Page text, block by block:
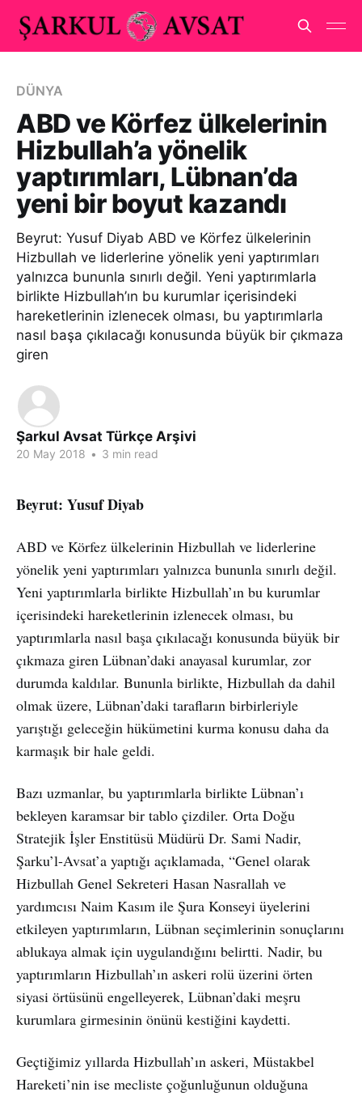
DÜNYA
ABD ve Körfez ülkelerinin
Hizbullah’a yönelik
yaptırımları, Lübnan’da
yeni bir boyut kazandı
Beyrut: Yusuf Diyab ABD ve Körfez ülkelerinin
Hizbullah ve liderlerine yönelik yeni yaptırımları
yalnızca bununla sınırlı değil. Yeni yaptırımlarla
birlikte Hizbullah’ın bu kurumlar içerisindeki
hareketlerinin izlenecek olması, bu yaptırımlarla
nasıl başa çıkılacağı konusunda büyük bir çıkmaza
giren
Şarkul Avsat Türkçe Arşivi
20 May 2018 • 3 min read
Beyrut: Yusuf Diyab
ABD ve Körfez ülkelerinin Hizbullah ve liderlerine
yönelik yeni yaptırımları yalnızca bununla sınırlı değil.
Yeni yaptırımlarla birlikte Hizbullah’ın bu kurumlar
içerisindeki hareketlerinin izlenecek olması, bu
yaptırımlarla nasıl başa çıkılacağı konusunda büyük bir
çıkmaza giren Lübnan’daki anayasal kurumlar, zor
durumda kaldılar. Bununla birlikte, Hizbullah da dahil
olmak üzere, Lübnan’daki tarafların birbirleriyle
yarıştığı geleceğin hükümetini kurma konusu daha da
karmaşık bir hale geldi.
Bazı uzmanlar, bu yaptırımlarla birlikte Lübnan’ı
bekleyen karamsar bir tablo çizdiler. Orta Doğu
Stratejik İşler Enstitüsü Müdürü Dr. Sami Nadir,
Şarku’l-Avsat’a yaptığı açıklamada, “Genel olarak
Hizbullah Genel Sekreteri Hasan Nasrallah ve
yardımcısı Naim Kasım ile Şura Konseyi üyelerini
etkileyen yaptırımların, Lübnan seçimlerinin sonuçlarını
ablukaya almak için uygulandığını belirtti. Nadir, bu
yaptırımların Hizbullah’ın askeri rolü üzerini örten
siyasi örtüsünü engelleyerek, Lübnan’daki meşru
kurumlara girmesinin önünü kestiğini kaydetti.
Geçtiğimiz yıllarda Hizbullah’ın askeri, Müstakbel
Hareketi’nin ise mecliste çoğunluğunun olduğuna